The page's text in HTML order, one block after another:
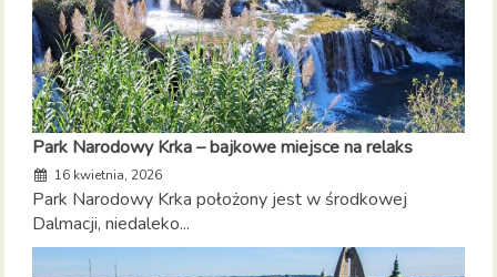
Park Narodowy Krka – bajkowe miejsce na relaks
16 kwietnia, 2026
Park Narodowy Krka położony jest w środkowej
Dalmacji, niedaleko...